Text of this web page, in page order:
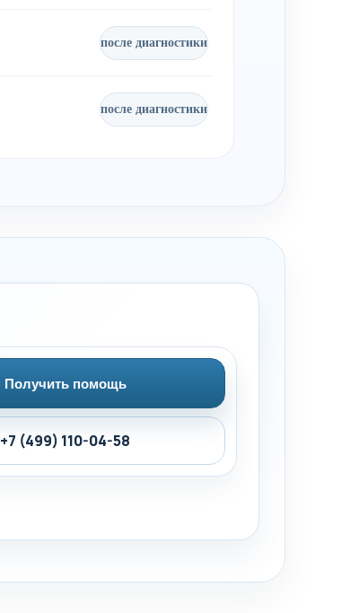
после диагностики
после диагностики
Получить помощь
+7 (499) 110-04-58